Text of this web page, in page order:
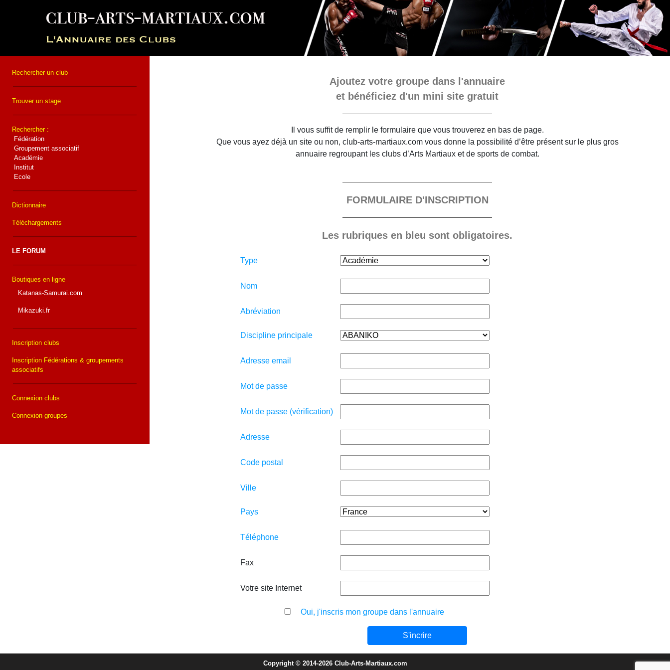
Rechercher un club
Trouver un stage
Rechercher :
Fédération
Groupement associatif
Académie
Institut
Ecole
Dictionnaire
Téléchargements
LE FORUM
Boutiques en ligne
Katanas-Samurai.com
Mikazuki.fr
Inscription clubs
Inscription Fédérations & groupements
associatifs
Connexion clubs
Connexion groupes
Ajoutez votre groupe dans l'annuaire
et bénéficiez d'un mini site gratuit
Il vous suffit de remplir le formulaire que vous trouverez en bas de page.
Que vous ayez déjà un site ou non, club-arts-martiaux.com vous donne la possibilité d’être présent sur le plus gros
annuaire regroupant les clubs d’Arts Martiaux et de sports de combat.
FORMULAIRE D'INSCRIPTION
Les rubriques en bleu sont obligatoires.
Type
Nom
Abréviation
Discipline principale
Adresse email
Mot de passe
Mot de passe (vérification)
Adresse
Code postal
Ville
Pays
Téléphone
Fax
Votre site Internet
Oui, j'inscris mon groupe dans l'annuaire
Copyright © 2014-2026 Club-Arts-Martiaux.com